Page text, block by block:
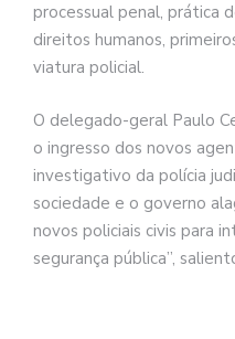
processual penal, prática
direitos humanos,
viatura policial.
O delegado-geral Paulo
o ingresso dos novos
investigativo da polícia
sociedade e o governo
novos policiais civis para
segurança pública”,